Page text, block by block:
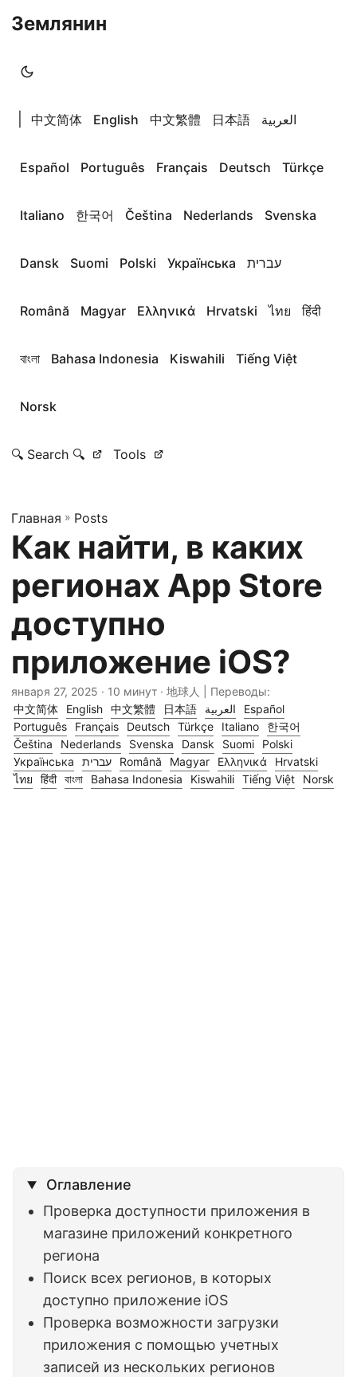
Землянин
中文简体 English 中文繁體 日本語 العربية
Español Português Français Deutsch Türkçe
Italiano 한국어 Čeština Nederlands Svenska
Dansk Suomi Polski Українська עברית
Română Magyar Ελληνικά Hrvatski ไทย हिंदी
বাংলা Bahasa Indonesia Kiswahili Tiếng Việt
Norsk
🔍 Search 🔍 Tools
Главная » Posts
Как найти, в каких
регионах App Store
доступно
приложение iOS?
января 27, 2025 · 10 минут · 地球人 | Переводы:
中文简体
English 中文繁體 日本語 العربية
Español
Português
Français Deutsch Türkçe Italiano
한국어
Čeština
Nederlands Svenska Dansk Suomi
Polski
Українська
עברית Română Magyar Ελληνικά
Hrvatski
ไทย
हिंदी বাংলা Bahasa Indonesia Kiswahili Tiếng Việt Norsk
Оглавление
Проверка доступности приложения в
магазине приложений конкретного
региона
Поиск всех регионов, в которых
доступно приложение iOS
Проверка возможности загрузки
приложения с помощью учетных
записей из нескольких регионов